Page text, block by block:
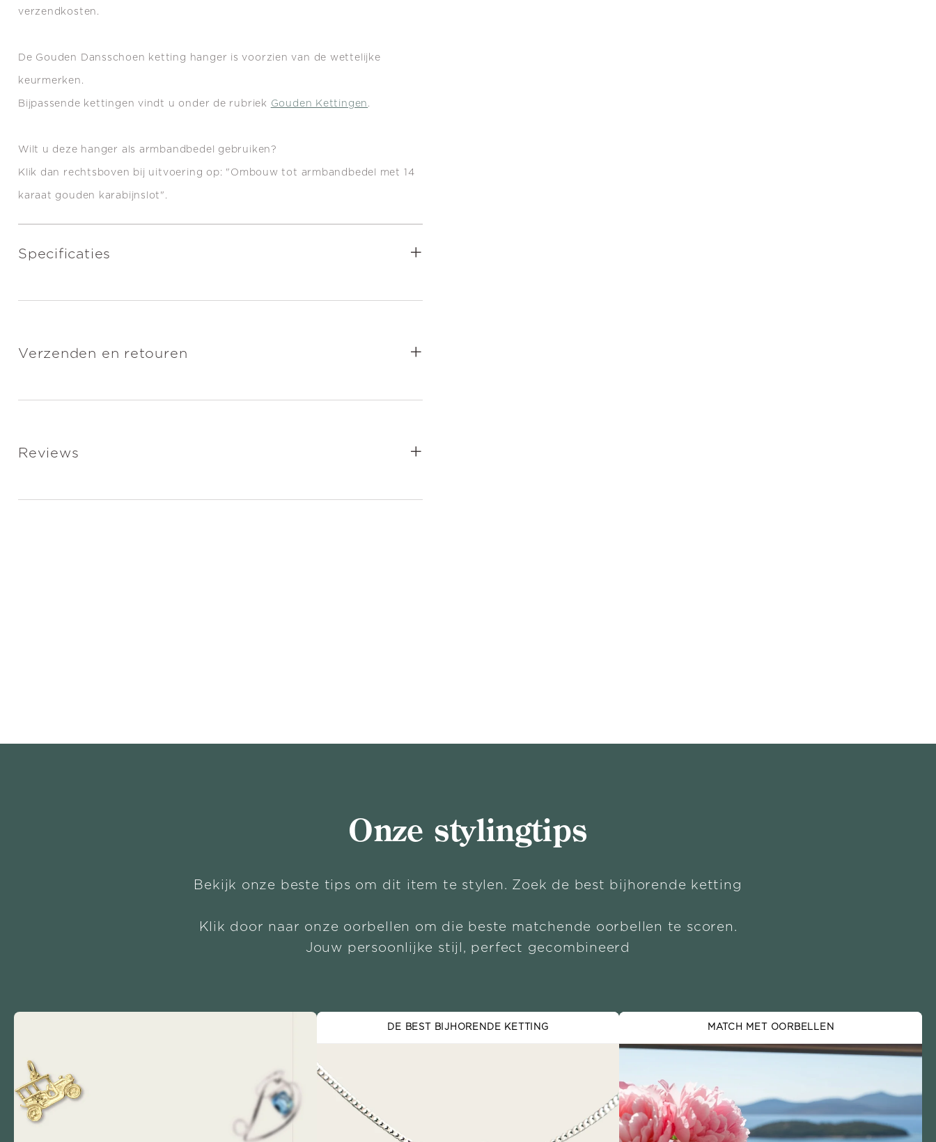
verzendkosten.
De Gouden Dansschoen ketting hanger is voorzien van de wettelijke
keurmerken.
Bijpassende kettingen vindt u onder de rubriek Gouden Kettingen .
Wilt u deze hanger als armbandbedel gebruiken?
Klik dan rechtsboven bij uitvoering op: "Ombouw tot armbandbedel met 14
karaat gouden karabijnslot".
Specificaties +
Verzenden en retouren +
Reviews +
Onze stylingtips
Bekijk onze beste tips om dit item te stylen. Zoek de best bijhorende ketting
Klik door naar onze oorbellen om die beste matchende oorbellen te scoren.
Jouw persoonlijke stijl, perfect gecombineerd
DE BEST BIJHORENDE KETTING MATCH MET OORBELLEN